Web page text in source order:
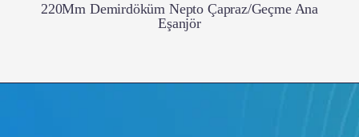
220Mm Demirdöküm Nepto Çapraz/Geçme Ana
Eşanjör